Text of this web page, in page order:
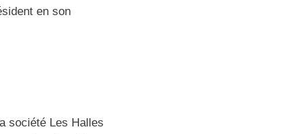
en son
société Les Halles